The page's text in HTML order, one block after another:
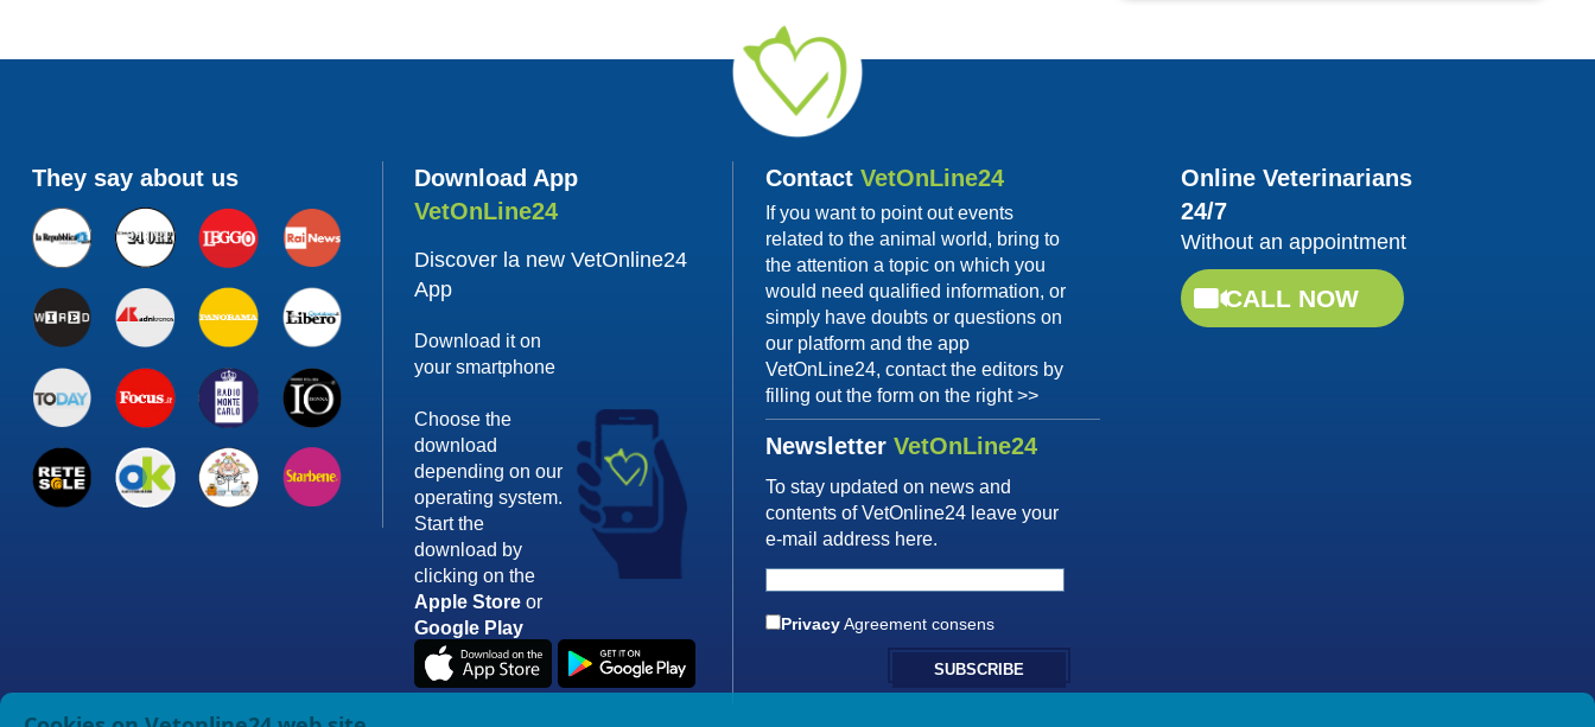
Dott. Domenico Tomei
Guarda il video
They say about us
Download App
VetOnLine24
Discover la new VetOnline24
App
Download it on
your smartphone
Choose the
download
depending on our
operating system.
Start the
download by
clicking on the
Apple Store or
Google Play
ContactVetOnLine24
If you want to point out events
related to the animal world, bring to
the attention a topic on which you
would need qualified information, or
simply have doubts or questions on
our platform and the app
VetOnLine24, contact the editors by
filling out the form on the right >>
NewsletterVetOnLine24
To stay updated on news and
contents of VetOnline24 leave your
e-mail address here.
PrivacyAgreement consens
Online Veterinarians
24/7
Without an appointment
CALL NOW